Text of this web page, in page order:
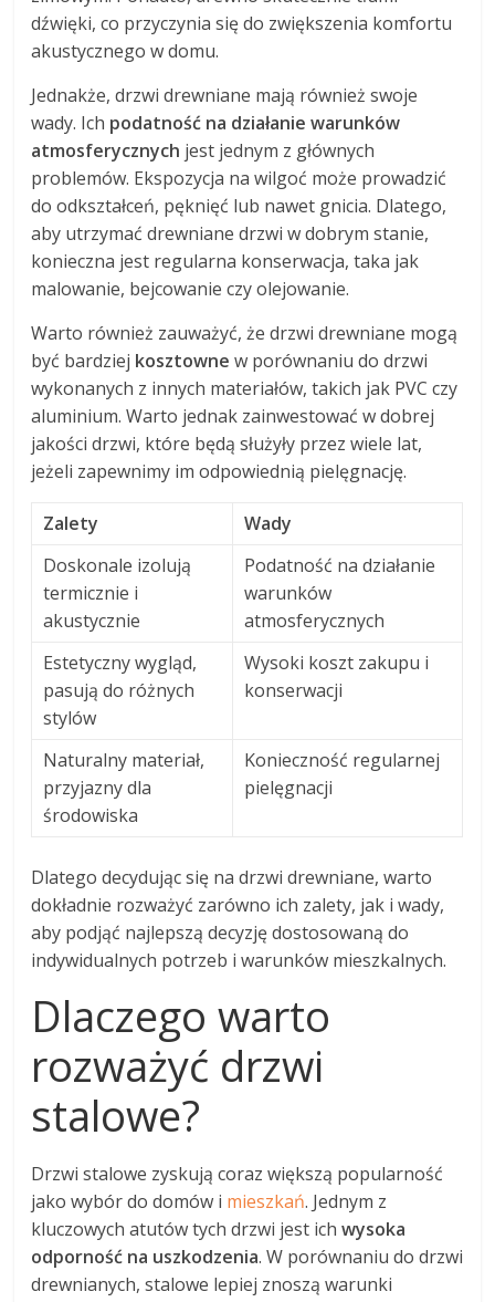
dźwięki, co przyczynia się do zwiększenia komfortu
akustycznego w domu.
Jednakże, drzwi drewniane mają również swoje
wady. Ich podatność na działanie warunków
atmosferycznych jest jednym z głównych
problemów. Ekspozycja na wilgoć może prowadzić
do odkształceń, pęknięć lub nawet gnicia. Dlatego,
aby utrzymać drewniane drzwi w dobrym stanie,
konieczna jest regularna konserwacja, taka jak
malowanie, bejcowanie czy olejowanie.
Warto również zauważyć, że drzwi drewniane mogą
być bardziej kosztowne w porównaniu do drzwi
wykonanych z innych materiałów, takich jak PVC czy
aluminium. Warto jednak zainwestować w dobrej
jakości drzwi, które będą służyły przez wiele lat,
jeżeli zapewnimy im odpowiednią pielęgnację.
Zalety
Wady
Doskonale izolują
termicznie i
akustycznie
Podatność na działanie
warunków
atmosferycznych
Estetyczny wygląd,
pasują do różnych
stylów
Wysoki koszt zakupu i
konserwacji
Naturalny materiał,
przyjazny dla
środowiska
Konieczność regularnej
pielęgnacji
Dlatego decydując się na drzwi drewniane, warto
dokładnie rozważyć zarówno ich zalety, jak i wady,
aby podjąć najlepszą decyzję dostosowaną do
indywidualnych potrzeb i warunków mieszkalnych.
Dlaczego warto
rozważyć drzwi
stalowe?
Drzwi stalowe zyskują coraz większą popularność
jako wybór do domów i mieszkań. Jednym z
kluczowych atutów tych drzwi jest ichwysoka
odporność na uszkodzenia. W porównaniu do drzwi
drewnianych, stalowe lepiej znoszą warunki